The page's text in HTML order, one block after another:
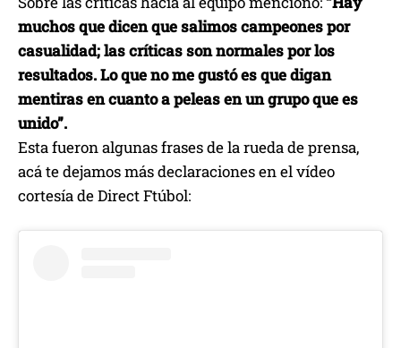
muchos que dicen que salimos campeones por
casualidad; las críticas son normales por los
resultados. Lo que no me gustó es que digan
mentiras en cuanto a peleas en un grupo que es
unido”.
Esta fueron algunas frases de la rueda de prensa,
acá te dejamos más declaraciones en el vídeo
cortesía de Direct Ftúbol: